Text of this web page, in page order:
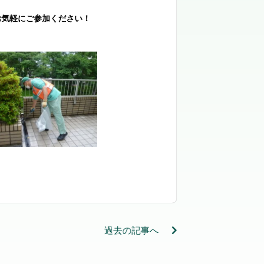
気軽にご参加ください！
過去の記事へ